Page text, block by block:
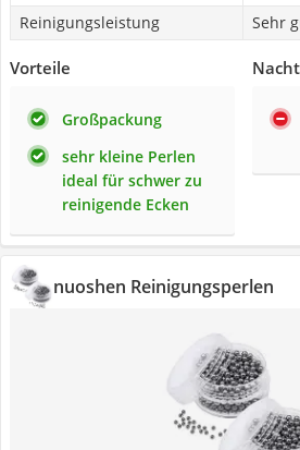
Reinigungsleistung
Sehr
Vorteile
Großpackung
sehr kleine Perlen
ideal für schwer zu
reinigende Ecken
nuoshen Reinigungsperlen